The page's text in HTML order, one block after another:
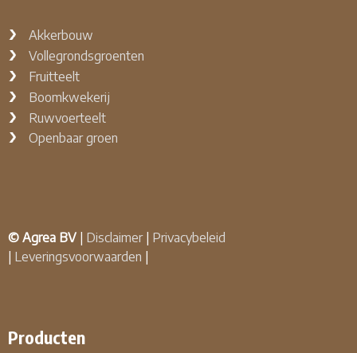
Akkerbouw
Vollegrondsgroenten
Fruitteelt
Boomkwekerij
Ruwvoerteelt
Openbaar groen
© Agrea BV Disclaimer| Privacybeleid
Leveringsvoorwaarden
Producten